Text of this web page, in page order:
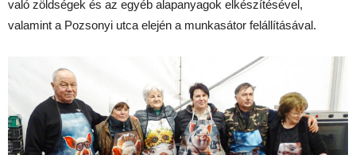
való zöldségek és az egyéb alapanyagok elkészítésével,
valamint a Pozsonyi utca elején a munkasátor felállításával.